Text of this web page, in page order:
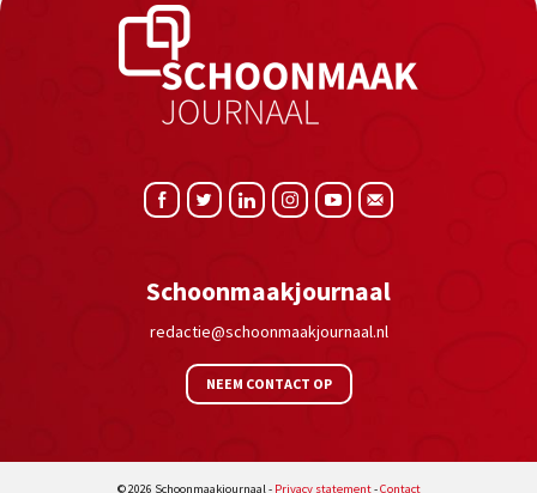
Schoonmaakjournaal
redactie@schoonmaakjournaal.nl
NEEM CONTACT OP
© 2026 Schoonmaakjournaal - Privacy statement-Contact